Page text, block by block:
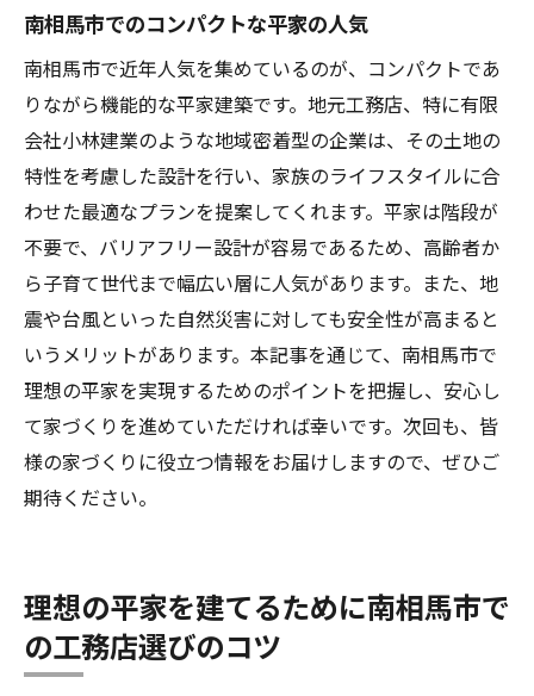
南相馬市でのコンパクトな平家の人気
南相馬市で近年人気を集めているのが、コンパクトであ
りながら機能的な平家建築です。地元工務店、特に有限
会社小林建業のような地域密着型の企業は、その土地の
特性を考慮した設計を行い、家族のライフスタイルに合
わせた最適なプランを提案してくれます。平家は階段が
不要で、バリアフリー設計が容易であるため、高齢者か
ら子育て世代まで幅広い層に人気があります。また、地
震や台風といった自然災害に対しても安全性が高まると
いうメリットがあります。本記事を通じて、南相馬市で
理想の平家を実現するためのポイントを把握し、安心し
て家づくりを進めていただければ幸いです。次回も、皆
様の家づくりに役立つ情報をお届けしますので、ぜひご
期待ください。
理想の平家を建てるために南相馬市で
の工務店選びのコツ